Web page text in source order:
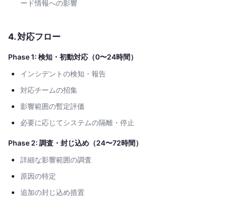
ード情報への影響
4. 対応フロー
Phase 1: 検知・初動対応（0〜24時間）
インシデントの検知・報告
対応チームの招集
影響範囲の暫定評価
必要に応じてシステムの隔離・停止
Phase 2: 調査・封じ込め（24〜72時間）
詳細な影響範囲の調査
原因の特定
追加の封じ込め措置